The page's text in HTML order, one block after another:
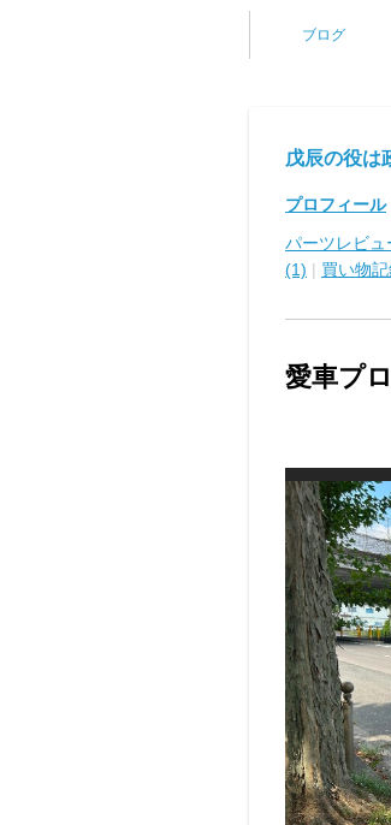
ブログ
戊辰の役は
プロフィール
パーツレビュ
(1) | 買い物
愛車プ